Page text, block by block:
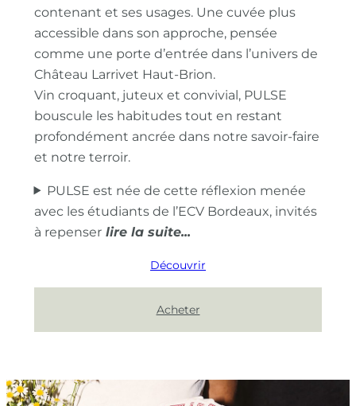
contenant et ses usages. Une cuvée plus
accessible dans son approche, pensée
comme une porte d’entrée dans l’univers de
Château Larrivet Haut-Brion.
Vin croquant, juteux et convivial, PULSE
bouscule les habitudes tout en restant
profondément ancrée dans notre savoir-faire
et notre terroir.
PULSE est née de cette réflexion menée
avec les étudiants de l’ECV Bordeaux, invités
à repenser
Découvrir
Acheter